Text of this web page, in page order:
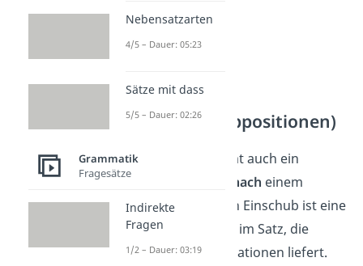
Einschübe (Appositionen)
Vor „sowie“ kommt auch ein
Komma
nach einem
Einschub
steht. Ein Einschub ist eine
Nebenbemerkung im Satz, die
zusätzliche Informationen liefert.
Nebensatzarten
4/5 – Dauer: 05:23
Sätze mit dass
5/5 – Dauer: 02:26
Grammatik
Fragesätze
Indirekte
Fragen
1/2 – Dauer: 03:19